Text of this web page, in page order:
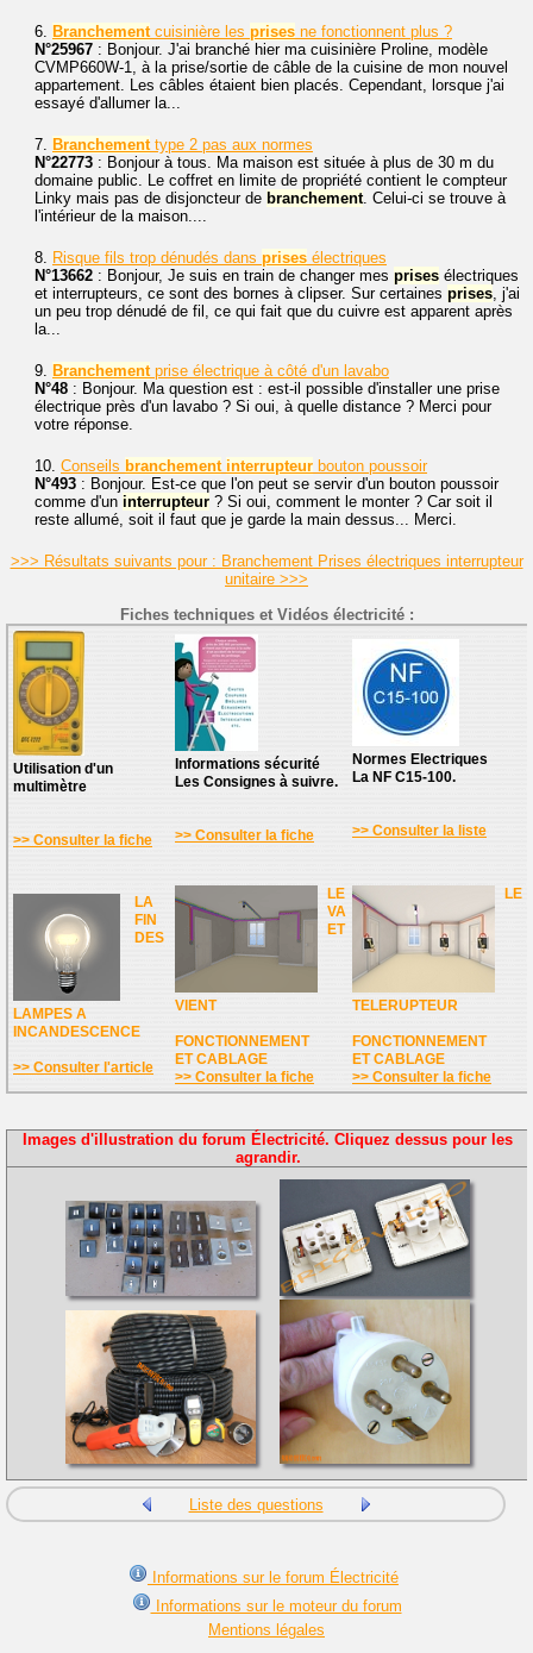
6. Branchementcuisinière les prises ne fonctionnent plus ?
N°25967 : Bonjour. J'ai branché hier ma cuisinière Proline, modèle
CVMP660W-1, à la prise/sortie de câble de la cuisine de mon nouvel
appartement. Les câbles étaient bien placés. Cependant, lorsque j'ai
essayé d'allumer la...
7. Branchementtype 2 pas aux normes
N°22773 : Bonjour à tous. Ma maison est située à plus de 30 m du
domaine public. Le coffret en limite de propriété contient le compteur
Linky mais pas de disjoncteur de branchement. Celui-ci se trouve à
l'intérieur de la maison....
8. Risque fils trop dénudés dans prises électriques
N°13662 : Bonjour, Je suis en train de changer mes prises électriques
et interrupteurs, ce sont des bornes à clipser. Sur certaines prises, j'ai
un peu trop dénudé de fil, ce qui fait que du cuivre est apparent après
la...
9. Branchementprise électrique à côté d'un lavabo
N°48 : Bonjour. Ma question est : est-il possible d'installer une prise
électrique près d'un lavabo ? Si oui, à quelle distance ? Merci pour
votre réponse.
10. Conseils branchement interrupteur bouton poussoir
N°493 : Bonjour. Est-ce que l'on peut se servir d'un bouton poussoir
comme d'un interrupteur ? Si oui, comment le monter ? Car soit il
reste allumé, soit il faut que je garde la main dessus... Merci.
>>> Résultats suivants pour : Branchement Prises électriques interrupteur
unitaire >>>
Fiches techniques et Vidéos électricité :
Utilisation d'un
multimètre
>> Consulter la fiche
Informations sécurité
Les Consignes à suivre.
>> Consulter la fiche
Normes Electriques
La NF C15-100.
>> Consulter la liste
LA
FIN
DES
LAMPES A
INCANDESCENCE
>> Consulter l'article
LE
VA
ET
VIENT
FONCTIONNEMENT
ET CABLAGE
>> Consulter la fiche
LE
TELERUPTEUR
FONCTIONNEMENT
ET CABLAGE
>> Consulter la fiche
Images d'illustration du forum Électricité. Cliquez dessus pour les
agrandir.
Liste des questions
Informations sur le forum Électricité
Informations sur le moteur du forum
Mentions légales